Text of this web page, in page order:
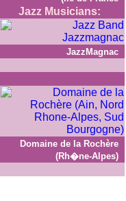
Jazz Musicians:
JazzMagnac
Domaine de la Rochère
(Rh�ne-Alpes)